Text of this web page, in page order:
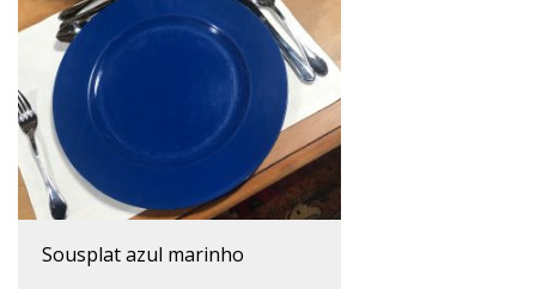
sousplat azul marinho